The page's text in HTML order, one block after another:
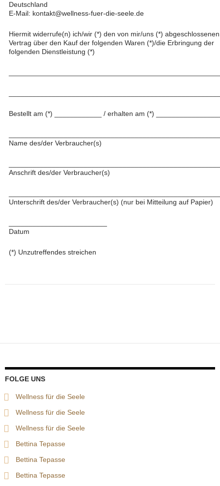
Deutschland
E-Mail: kontakt@wellness-fuer-die-seele.de
Hiermit widerrufe(n) ich/wir (*) den von mir/uns (*) abgeschlossenen
Vertrag über den Kauf der folgenden Waren (*)/die Erbringung der
folgenden Dienstleistung (*)
Bestellt am (*) ____________ / erhalten am (*)
Name des/der Verbraucher(s)
Anschrift des/der Verbraucher(s)
Unterschrift des/der Verbraucher(s) (nur bei Mitteilung auf Papier)
Datum
(*) Unzutreffendes streichen
FOLGE UNS
Wellness für die Seele
Wellness für die Seele
Wellness für die Seele
Bettina Tepasse
Bettina Tepasse
Bettina Tepasse